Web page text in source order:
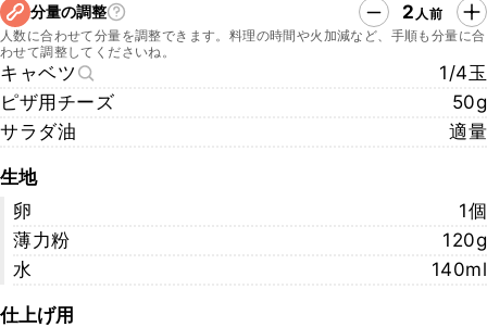
分量の調整 2 人前
人数に合わせて分量を調整できます。料理の時間や火加減など、手順も分量に合
わせて調整してくださいね。
キャベツ
1/4玉
ピザ用チーズ
50g
サラダ油
適量
生地
卵
1個
薄力粉
120g
水
140ml
仕上げ用